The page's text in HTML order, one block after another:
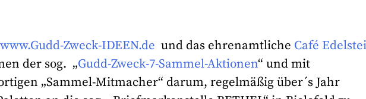
www.Gudd-Zweck-IDEEN.de und das ehrenamtliche Café
der sog. „Gudd-Zweck-7-Sammel-Aktionen“ und mit
„Sammel-Mitmacher“ darum, regelmäßig über´s Jahr